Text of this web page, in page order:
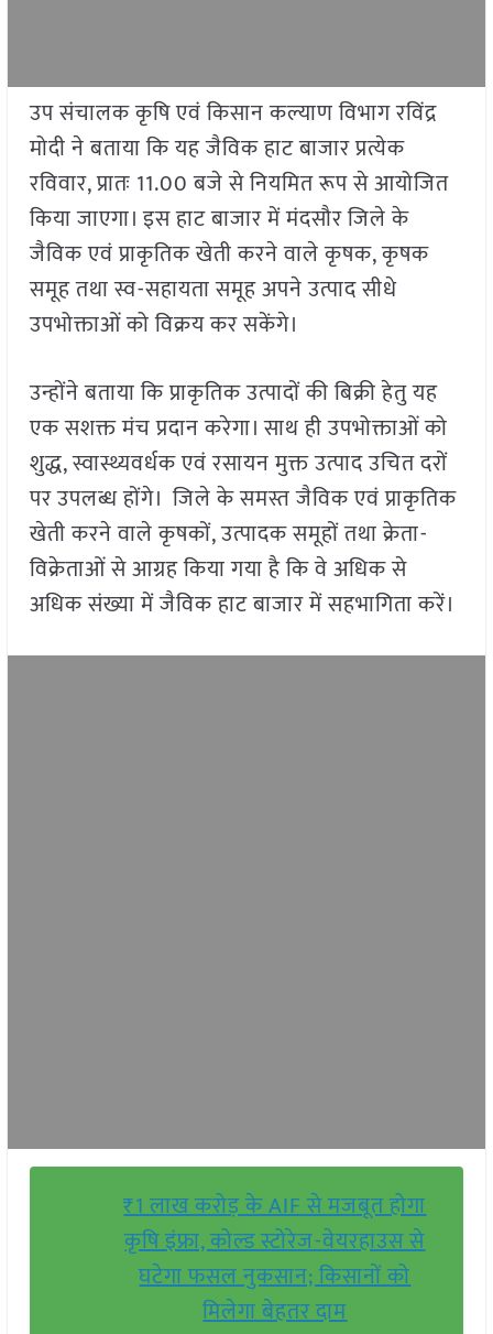
उप संचालक कृषि एवं किसान कल्याण विभाग रविंद्र
मोदी ने बताया कि यह जैविक हाट बाजार प्रत्येक
रविवार, प्रातः 11.00 बजे से नियमित रूप से आयोजित
किया जाएगा। इस हाट बाजार में मंदसौर जिले के
जैविक एवं प्राकृतिक खेती करने वाले कृषक, कृषक
समूह तथा स्व-सहायता समूह अपने उत्पाद सीधे
उपभोक्ताओं को विक्रय कर सकेंगे।
उन्होंने बताया कि प्राकृतिक उत्पादों की बिक्री हेतु यह
एक सशक्त मंच प्रदान करेगा। साथ ही उपभोक्ताओं को
शुद्ध, स्वास्थ्यवर्धक एवं रसायन मुक्त उत्पाद उचित दरों
पर उपलब्ध होंगे। जिले के समस्त जैविक एवं प्राकृतिक
खेती करने वाले कृषकों, उत्पादक समूहों तथा क्रेता-
विक्रेताओं से आग्रह किया गया है कि वे अधिक से
अधिक संख्या में जैविक हाट बाजार में सहभागिता करें।
₹1 लाख करोड़ के AIF से मजबूत होगा
कृषि इंफ्रा, कोल्ड स्टोरेज-वेयरहाउस से
घटेगा फसल नुकसान; किसानों को
मिलेगा बेहतर दाम